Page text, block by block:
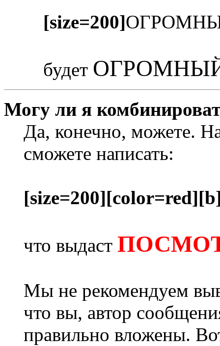
[size=200]
будет
Могу ли я
Да, конечно, можете.
сможете написать:
что выдаст
Мы не рекомендуем
что вы, автор
правильно вложены.